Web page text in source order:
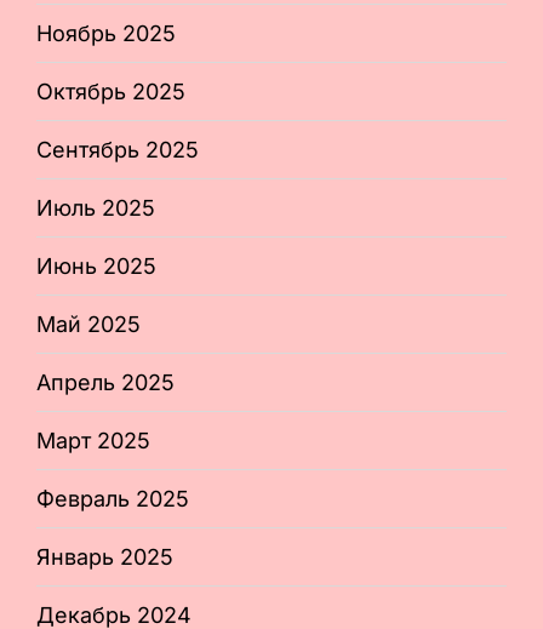
Ноябрь 2025
Октябрь 2025
Сентябрь 2025
Июль 2025
Июнь 2025
Май 2025
Апрель 2025
Март 2025
Февраль 2025
Январь 2025
Декабрь 2024